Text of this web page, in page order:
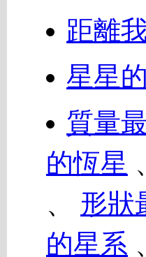
距離
星星
質量
的恆星
、 形狀
的星系